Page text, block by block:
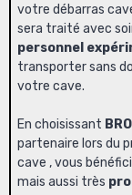
votre débarras
sera traité avec
personnel
transporter sans
votre cave.
En choisissant
partenaire lors du
cave , vous
mais aussi très